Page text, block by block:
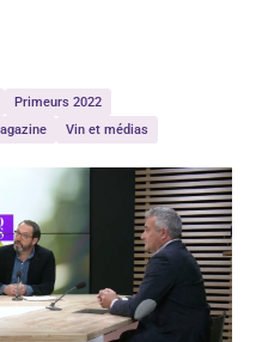
Primeurs 2022
Vin et médias